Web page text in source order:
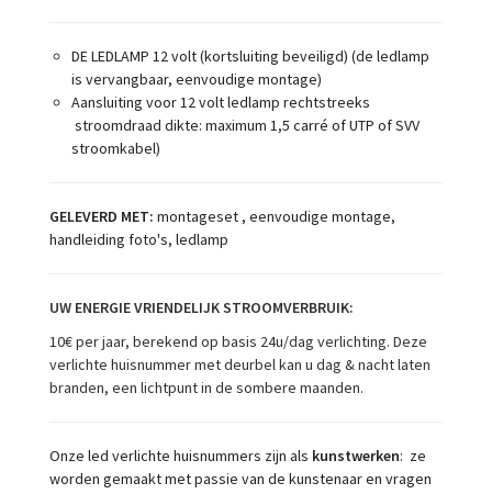
DE LEDLAMP 12 volt (kortsluiting beveiligd) (de ledlamp
is vervangbaar, eenvoudige montage)
Aansluiting voor 12 volt ledlamp rechtstreeks
stroomdraad dikte: maximum 1,5 carré of UTP of SVV
stroomkabel)
GELEVERD MET: montageset , eenvoudige montage,
handleiding foto's, ledlamp
UW ENERGIE VRIENDELIJK STROOMVERBRUIK:
10€ per jaar, berekend op basis 24u/dag verlichting. Deze
verlichte huisnummer met deurbel kan u dag & nacht laten
branden, een lichtpunt in de sombere maanden.
Onze led verlichte huisnummers zijn als kunstwerken: ze
worden gemaakt met passie van de kunstenaar en vragen